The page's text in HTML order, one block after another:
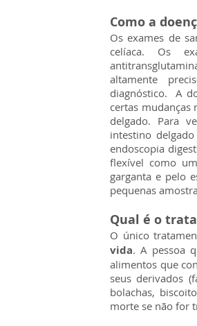
Como a
Os exames de
celíaca. Os
altamente
diagnóstico. A
certas mudanças
delgado. Para
intestino
endoscopia
flexível como
garganta e pelo
pequenas
Qual é o
O único
vida. A pessoa
alimentos que
seus derivados
bolachas,
morte se não for